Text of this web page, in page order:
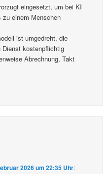
eingesetzt, um bei KI
einem Menschen
ist umgedreht, die
Dienst kostenpflichtig
Abrechnung, Takt
2026 um 22:35 Uhr: